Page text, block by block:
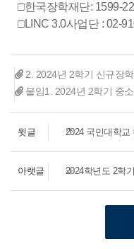
□한국장학재단: 1599-
□LINC 3.0사업단 : 02-
2. 2024년 2학기 신규장
붙임1. 2024년 2학기 중
윗글 2024 국민대학교
아랫글 2024학년도 2학